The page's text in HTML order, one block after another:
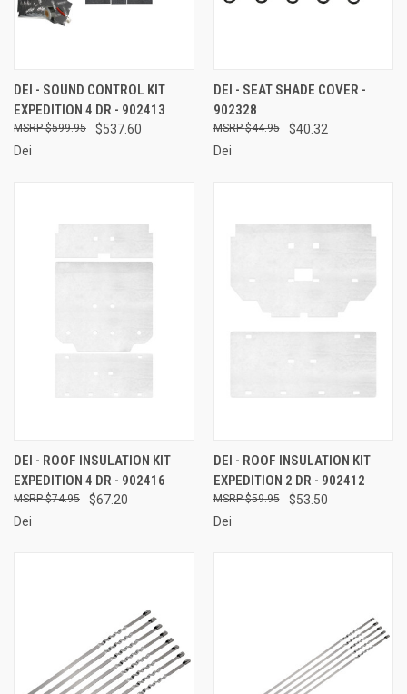
DEI - SOUND CONTROL KIT
EXPEDITION 4 DR - 902413
$537.60
$599.95
Dei
DEI - SEAT SHADE COVER -
902328
$40.32
$44.95
Dei
DEI - ROOF INSULATION KIT
EXPEDITION 4 DR - 902416
$67.20
$74.95
Dei
DEI - ROOF INSULATION KIT
EXPEDITION 2 DR - 902412
$53.50
$59.95
Dei